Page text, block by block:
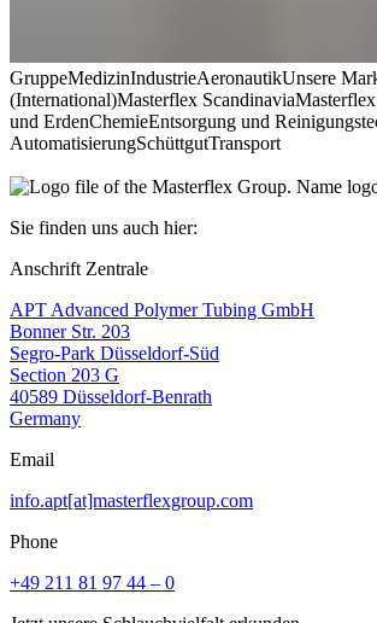
GruppeMedizinIndustrieAeronautikUnsere
(International)Masterflex Scandinavia
und ErdenChemieEntsorgung und
AutomatisierungSchüttgutTransport
Sie finden uns auch hier:
Anschrift Zentrale
APT Advanced Polymer Tubing GmbH
Bonner Str. 203
Segro-Park Düsseldorf-Süd
Section 203 G
40589 Düsseldorf-Benrath
Germany
Email
info.apt[at]masterflexgroup.com
Phone
+49 211 81 97 44 – 0